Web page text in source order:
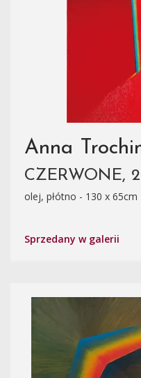
Anna
CZERWONE,
olej, płótno - 130 x 65cm
Sprzedany w galerii